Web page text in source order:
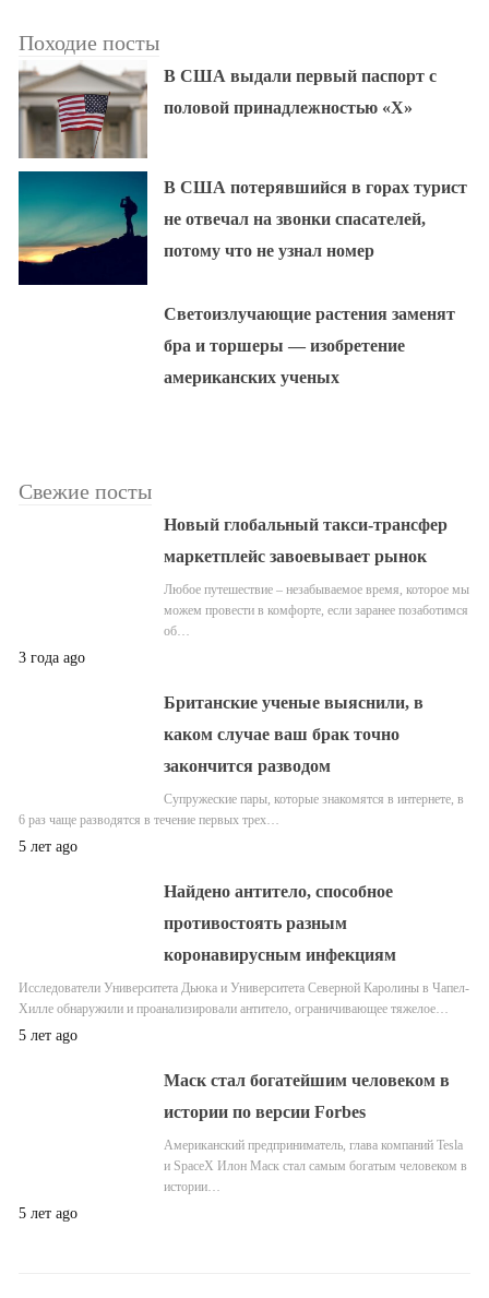
Походие посты
В США выдали первый паспорт с
половой принадлежностью «X»
В США потерявшийся в горах турист
не отвечал на звонки спасателей,
потому что не узнал номер
Светоизлучающие растения заменят
бра и торшеры — изобретение
американских ученых
Свежие посты
Новый глобальный такси-трансфер
маркетплейс завоевывает рынок
Любое путешествие – незабываемое время, которое мы
можем провести в комфорте, если заранее позаботимся
об…
3 года ago
Британские ученые выяснили, в
каком случае ваш брак точно
закончится разводом
Супружеские пары, которые знакомятся в интернете, в
6 раз чаще разводятся в течение первых трех…
5 лет ago
Найдено антитело, способное
противостоять разным
коронавирусным инфекциям
Исследователи Университета Дьюка и Университета Северной Каролины в Чапел-
Хилле обнаружили и проанализировали антитело, ограничивающее тяжелое…
5 лет ago
Маск стал богатейшим человеком в
истории по версии Forbes
Американский предприниматель, глава компаний Tesla
и SpaceX Илон Маск стал самым богатым человеком в
истории…
5 лет ago